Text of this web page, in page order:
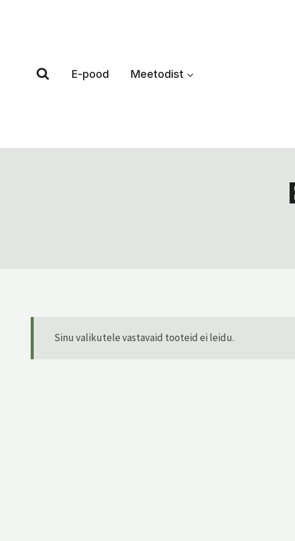
E-pood Meetodist
Sinu valikutele vastavaid tooteid ei leidu.